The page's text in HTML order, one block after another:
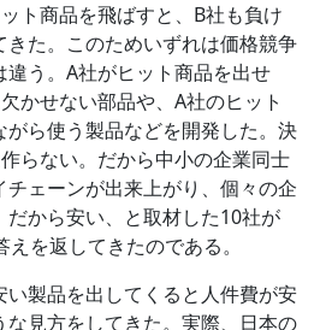
ト商品を飛ばすと、B社も負け
た。このためいずれは価格競争
う。A社がヒット商品を出せ
かせない部品や、A社のヒット
ら使う製品などを開発した。決
らない。だから中小の企業同士
ェーンが出来上がり、個々の企
から安い、と取材した10社が
を返してきたのである。
い製品を出してくると人件費が安
な見方をしてきた。実際、日本の